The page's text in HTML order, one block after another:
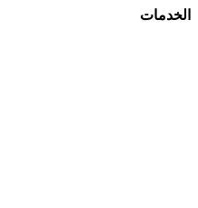
الخدمات